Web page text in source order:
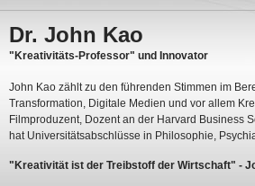
Dr. John Kao
"Kreativitäts-Professor" und Innovator
John Kao zählt zu den führenden Stimmen im
Transformation, Digitale Medien und vor allem
Filmproduzent, Dozent an der Harvard Business
hat Universitätsabschlüsse in Philosophie,
"Kreativität ist der Treibstoff der Wirtschaft" -